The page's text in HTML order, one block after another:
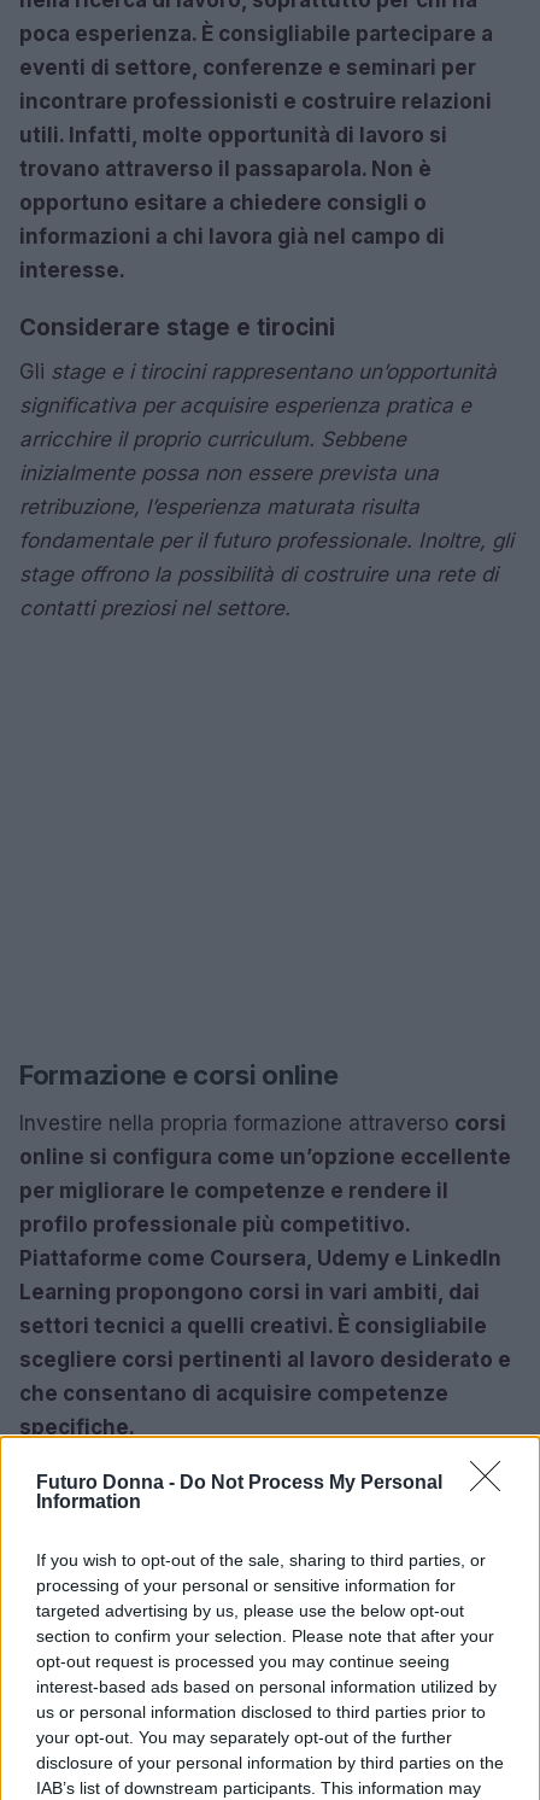
Futuro Donna - Do Not Process My Personal
Information
If you wish to opt-out of the sale, sharing to third parties, or
processing of your personal or sensitive information for
targeted advertising by us, please use the below opt-out
section to confirm your selection. Please note that after your
opt-out request is processed you may continue seeing
interest-based ads based on personal information utilized by
us or personal information disclosed to third parties prior to
your opt-out. You may separately opt-out of the further
disclosure of your personal information by third parties on the
IAB’s list of downstream participants. This information may
poca esperienza. È consigliabile partecipare a
eventi di settore, conferenze e seminari per
incontrare professionisti e costruire relazioni
utili. Infatti, molte opportunità di lavoro si
trovano attraverso il passaparola. Non è
opportuno esitare a chiedere consigli o
informazioni a chi lavora già nel campo di
interesse.
Considerare stage e tirocini
Gli stage e i tirocini rappresentano un’opportunità
significativa per acquisire esperienza pratica e
arricchire il proprio curriculum. Sebbene
inizialmente possa non essere prevista una
retribuzione, l’esperienza maturata risulta
fondamentale per il futuro professionale. Inoltre, gli
stage offrono la possibilità di costruire una rete di
contatti preziosi nel settore.
Formazione e corsi online
Investire nella propria formazione attraverso corsi
online si configura come un’opzione eccellente
per migliorare le competenze e rendere il
profilo professionale più competitivo.
Piattaforme come Coursera, Udemy e LinkedIn
Learning propongono corsi in vari ambiti, dai
settori tecnici a quelli creativi. È consigliabile
scegliere corsi pertinenti al lavoro desiderato e
che consentano di acquisire competenze
specifiche.
Certificazioni utili
l’ottenimento dicertificazioni che possano
arricchire il curriculum. Tali attestati dimostrano
impegno e dedizione nel perfezionamento delle
proprie competenze, aumentando le probabilità
di attrarre l’attenzione dei datori di lavoro.
In conclusione, trovare lavoro senza esperienza
non è un’impresa impossibile. Con un approccio